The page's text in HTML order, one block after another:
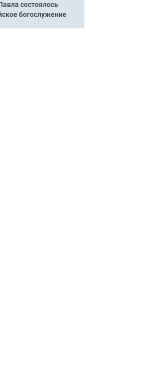
состоялось
богослужение